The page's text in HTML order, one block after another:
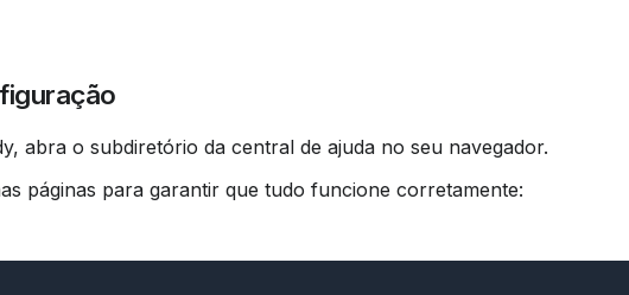
abra o subdiretório da central de ajuda no seu navegador.
páginas para garantir que tudo funcione corretamente: